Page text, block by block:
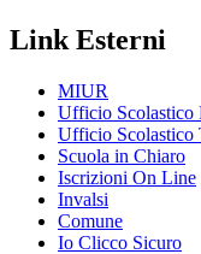
Link Esterni
MIUR
Ufficio Scolastico
Ufficio Scolastico
Scuola in Chiaro
Iscrizioni On Line
Invalsi
Comune
Io Clicco Sicuro